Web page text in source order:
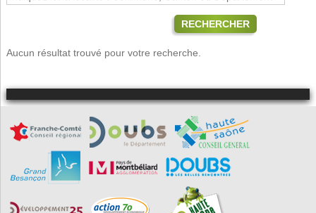
RECHERCHER
Aucun résultat trouvé pour votre recherche.